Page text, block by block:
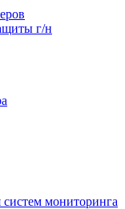
г/н
мониторинга